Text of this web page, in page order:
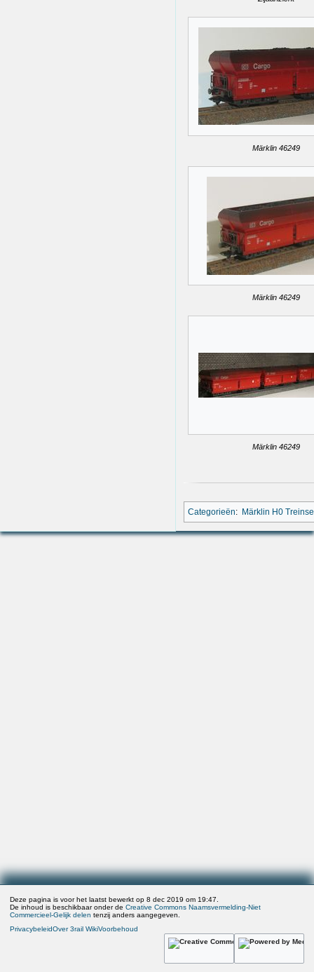
Märklin 46249
Märklin 46249
Märklin 46249
Categorieën: Märklin H0
Deze pagina is voor het laatst bewerkt op 8 dec 2019 om 19:47.
De inhoud is beschikbaar onder deCreative Commons Naamsvermelding-Niet
Commercieel-Gelijk delen tenzij anders aangegeven.
PrivacybeleidOver 3rail WikiVoorbehoud